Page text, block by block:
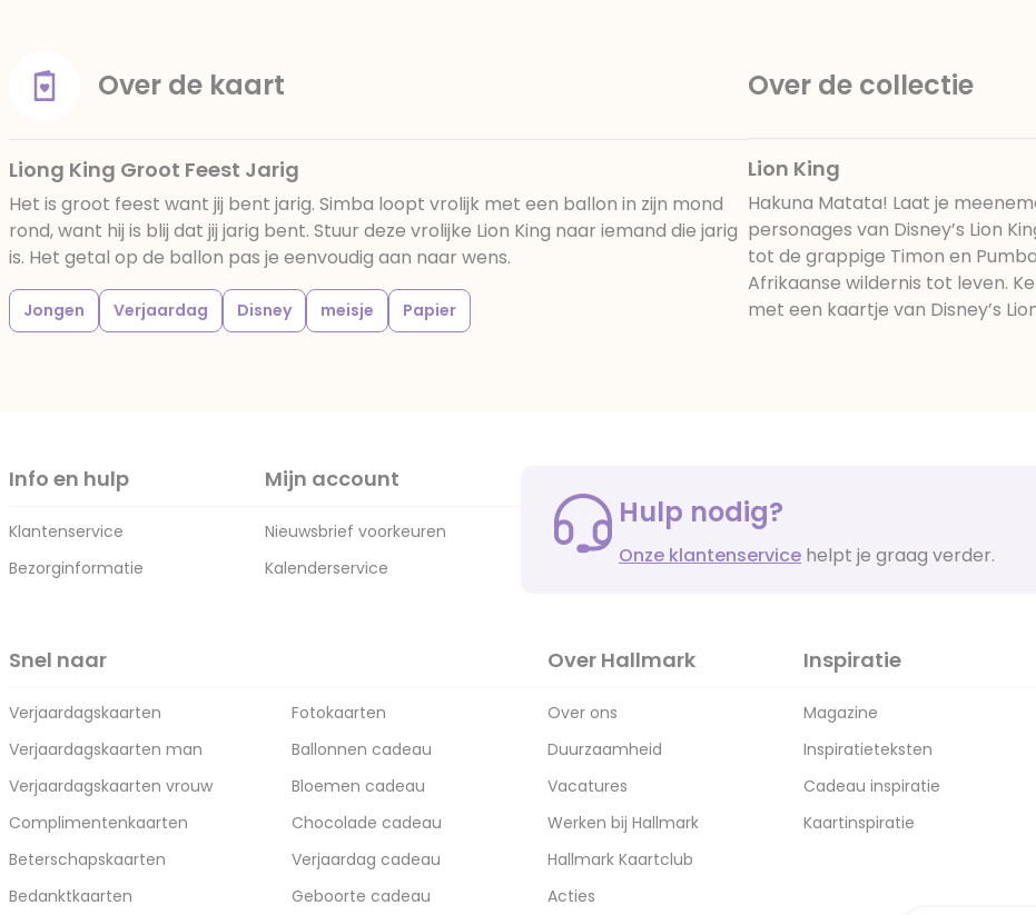
Over de kaart
Liong King Groot Feest Jarig
Het is groot feest want jij bent jarig. Simba loopt vrolijk met een ballon in zijn mond
rond, want hij is blij dat jij jarig bent. Stuur deze vrolijke Lion King naar iemand die jarig
is. Het getal op de ballon pas je eenvoudig aan naar wens.
Jongen Verjaardag Disney meisje Papier
Over de collectie
Lion King
Hakuna Matata! Laat je
personages van Disney’s Lion
tot de grappige Timon en
Afrikaanse wildernis tot leven.
met een kaartje van Disney’s
Info en hulp
Klantenservice
Bezorginformatie
Mijn account
Nieuwsbrief voorkeuren
Kalenderservice
Hulp nodig?
Onze klantenservice helpt je graag verder.
Snel naar
Verjaardagskaarten
Verjaardagskaarten man
Verjaardagskaarten vrouw
Complimentenkaarten
Beterschapskaarten
Bedanktkaarten
Fotokaarten
Ballonnen cadeau
Bloemen cadeau
Chocolade cadeau
Verjaardag cadeau
Geboorte cadeau
Over Hallmark
Over ons
Duurzaamheid
Vacatures
Werken bij Hallmark
Hallmark Kaartclub
Acties
Inspiratie
Magazine
Inspiratieteksten
Cadeau inspiratie
Kaartinspiratie